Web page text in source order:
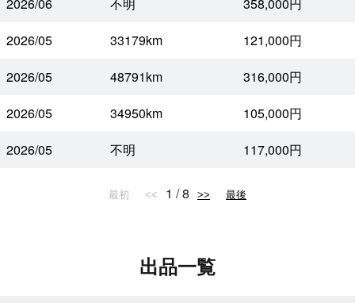
2026/05
33179km
121,000円
2026/05
48791km
316,000円
2026/05
34950km
105,000円
2026/05
不明 117,000円
最初 << 1 / 8 >> 最後
出品一覧